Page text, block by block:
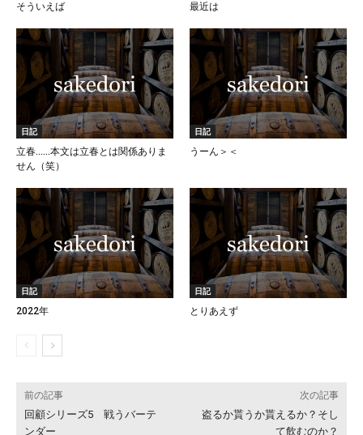
そういえば
最近は
日記
立春……本文は立春とは関係ありま
せん（笑）
日記
うーん＞＜
日記
2022年
日記
とりあえず
前の記事
回顧シリーズ5 戦うバーテ
ンダー
次の記事
盗るか貰うか貰えるか？そし
て飲むのか？